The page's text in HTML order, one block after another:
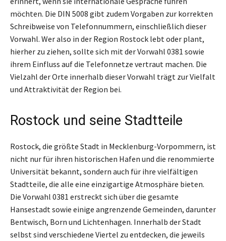
möchten. Die DIN 5008 gibt zudem Vorgaben zur korrekten
Schreibweise von Telefonnummern, einschließlich dieser
Vorwahl. Wer also in der Region Rostock lebt oder plant,
hierher zu ziehen, sollte sich mit der Vorwahl 0381 sowie
ihrem Einfluss auf die Telefonnetze vertraut machen. Die
Vielzahl der Orte innerhalb dieser Vorwahl trägt zur Vielfalt
und Attraktivität der Region bei.
Rostock und seine Stadtteile
Rostock, die größte Stadt in Mecklenburg-Vorpommern, ist
nicht nur für ihren historischen Hafen und die renommierte
Universität bekannt, sondern auch für ihre vielfältigen
Stadtteile, die alle eine einzigartige Atmosphäre bieten.
Die Vorwahl 0381 erstreckt sich über die gesamte
Hansestadt sowie einige angrenzende Gemeinden, darunter
Bentwisch, Born und Lichtenhagen. Innerhalb der Stadt
selbst sind verschiedene Viertel zu entdecken, die jeweils